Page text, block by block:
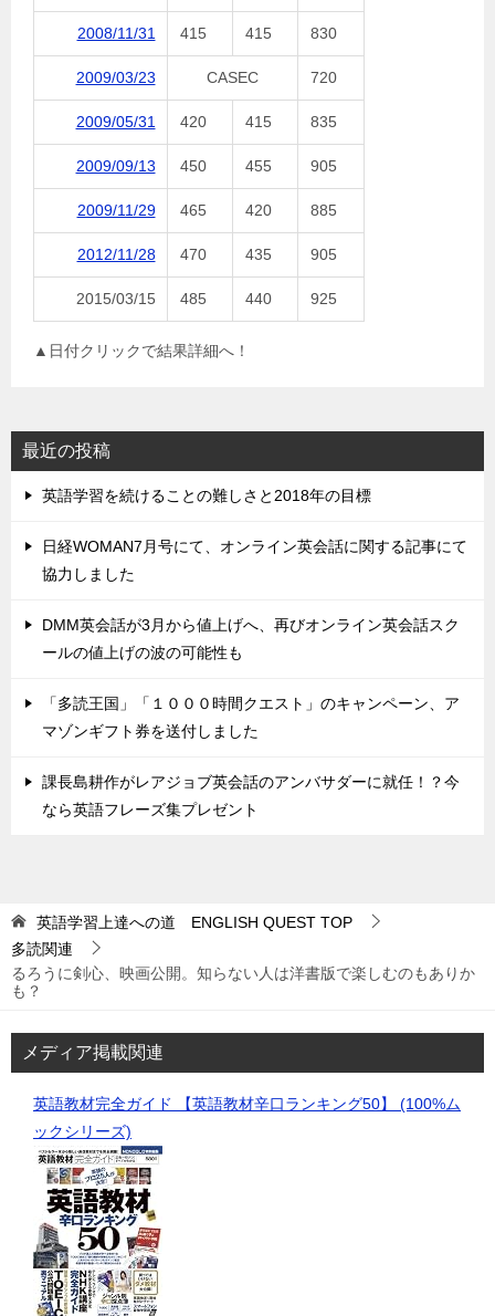
2008/11/31 415 415 830
2009/03/23 CASEC 720
2009/05/31 420 415 835
2009/09/13 450 455 905
2009/11/29 465 420 885
2012/11/28 470 435 905
2015/03/15 485 440 925
▲日付クリックで結果詳細へ！
最近の投稿
英語学習を続けることの難しさと2018年の目標
日経WOMAN7月号にて、オンライン英会話に関する記事にて
協力しました
DMM英会話が3月から値上げへ、再びオンライン英会話スク
ールの値上げの波の可能性も
「多読王国」「１０００時間クエスト」のキャンペーン、ア
マゾンギフト券を送付しました
課長島耕作がレアジョブ英会話のアンバサダーに就任！？今
なら英語フレーズ集プレゼント
英語学習上達への道 ENGLISH QUEST TOP
多読関連
るろうに剣心、映画公開。知らない人は洋書版で楽しむのもありか
も？
メディア掲載関連
英語教材完全ガイド 【英語教材辛口ランキング50】 (100%ム
ックシリーズ)